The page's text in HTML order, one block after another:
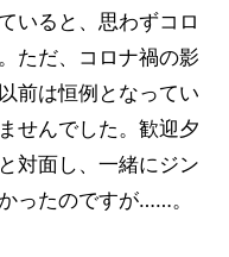
いると、思わずコロ
ただ、コロナ禍の影
前は恒例となってい
せんでした。歓迎夕
対面し、一緒にジン
ったのですが……。